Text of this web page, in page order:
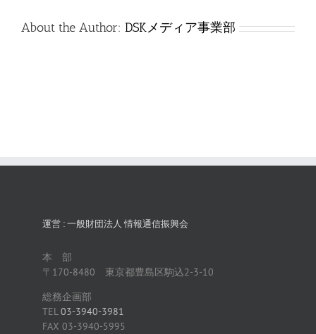
About the Author: DSKメディア事業部
運営 : 一般財団法人 情報通信振興会
本 部
〒170-8480 東京都豊島区駒込2-3-10
総務企画部
TEL03-3940-3981
FAX 03-3940-5995